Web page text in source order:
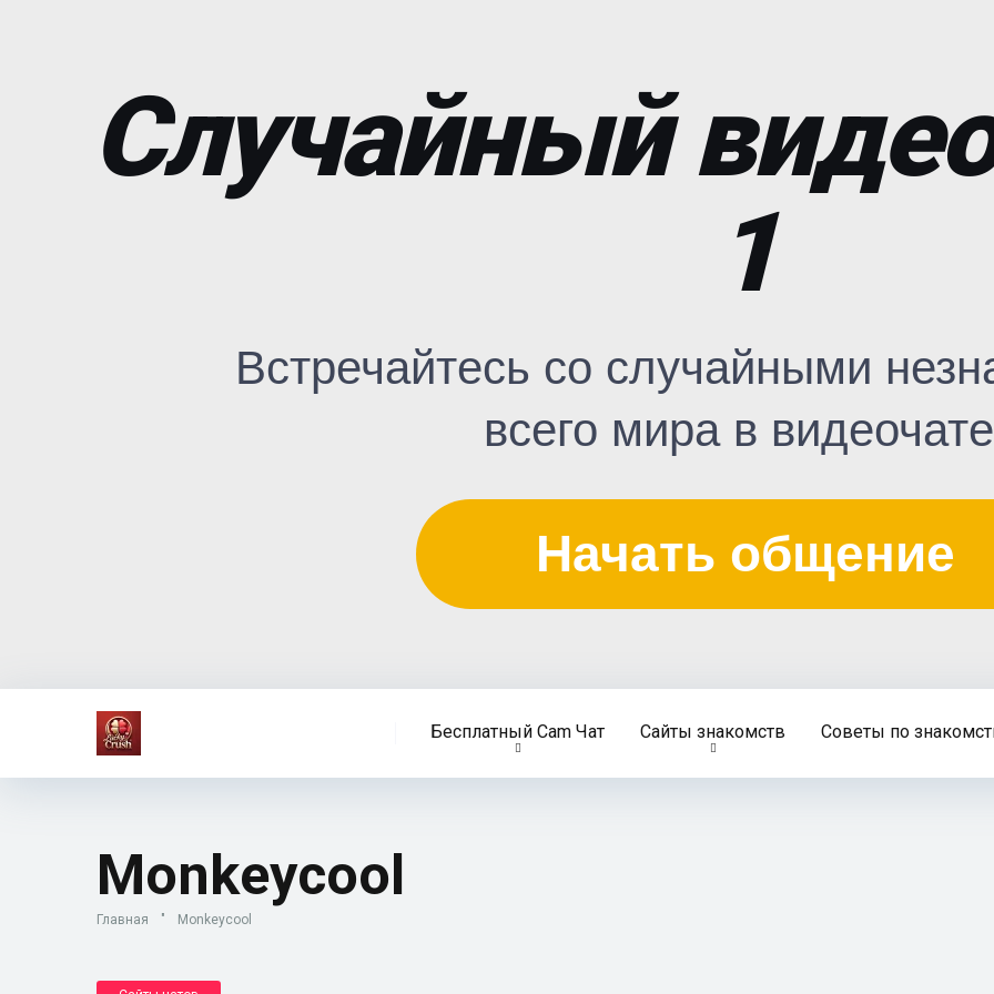
Случайный
1
Встречайтесь со случайными
всего мира в
Начать общение
Бесплатный Cam Чат Сайты знакомств Советы по
Monkeycool
Главная " Monkeycool